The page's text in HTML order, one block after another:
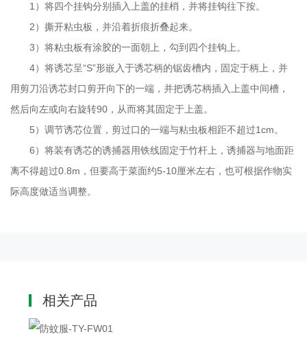
1 ）将四个挂钩分别插入上盖的挂梢，并将挂钩往下按。
2）撕开粘虫板，并沿着折痕折叠起来。
3）将粘虫板有涂胶的一面朝上，勾到四个挂钩上。
4）将诱芯呈“S”形嵌入于诱芯柄的锯齿槽内，固定于柄上，并
用剪刀沿诱芯封口剪开向下的一端，并把诱芯柄插入上盖中间槽，
然后向左或向右旋转90 ，从而将其固定于上盖。
5）调节诱芯位置，剪过口的一端与粘虫板相距不超过1cm。
6）将装有诱芯的诱捕器用铁线固定于竹杆上，诱捕器与地面距
离不得超过0.8m ，但要高于菜面约5-10厘米左右，也可根据作物实
际高度做适当调整。
相关产品